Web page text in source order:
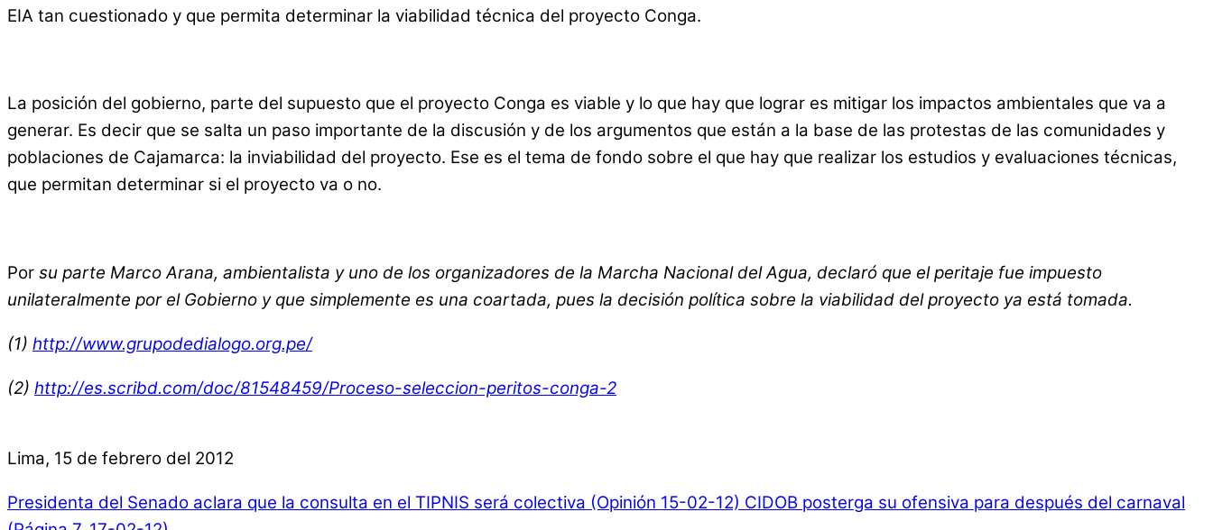
EIA tan cuestionado y que permita determinar la viabilidad técnica del proyecto Conga.
La posición del gobierno, parte del supuesto que el proyecto Conga es viable y lo que hay que lograr es mitigar los impactos ambientales que va a
generar. Es decir que se salta un paso importante de la discusión y de los argumentos que están a la base de las protestas de las comunidades y
poblaciones de Cajamarca: la inviabilidad del proyecto. Ese es el tema de fondo sobre el que hay que realizar los estudios y evaluaciones técnicas,
que permitan determinar si el proyecto va o no.
Por su parte Marco Arana, ambientalista y uno de los organizadores de la Marcha Nacional del Agua, declaró que el peritaje fue impuesto
unilateralmente por el Gobierno y que simplemente es una coartada, pues la decisión política sobre la viabilidad del proyecto ya está tomada.
(1) http://www.grupodedialogo.org.pe/
(2) http://es.scribd.com/doc/81548459/Proceso-seleccion-peritos-conga-2
Lima, 15 de febrero del 2012
Presidenta del Senado aclara que la consulta en el TIPNIS será colectiva (Opinión 15-02-12) CIDOB posterga su ofensiva para después del carnaval